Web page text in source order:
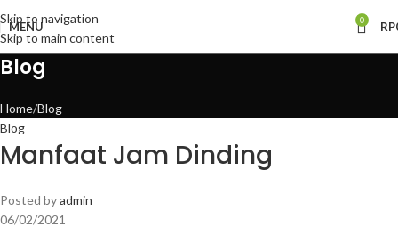
Skip to navigation
Skip to main content
MENU 0 RP
Blog
Home Blog
Blog
Manfaat Jam Dinding
Posted byadmin
06/02/2021